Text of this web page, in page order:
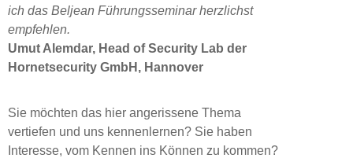
ich das Beljean Führungsseminar herzlichst
empfehlen.
Umut Alemdar, Head of Security Lab der
Hornetsecurity GmbH, Hannover
Sie möchten das hier angerissene Thema
vertiefen und uns kennenlernen? Sie haben
Interesse, vom Kennen ins Können zu kommen?